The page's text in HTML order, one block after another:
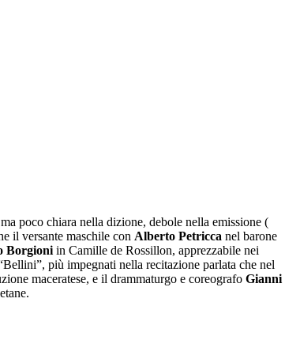
poco chiara nella dizione, debole nella emissione (
il versante maschile con Alberto Petricca nel barone
Borgioni in Camille de Rossillon, apprezzabile nei
più impegnati nella recitazione parlata che nel
maceratese, e il drammaturgo e coreografo Gianni